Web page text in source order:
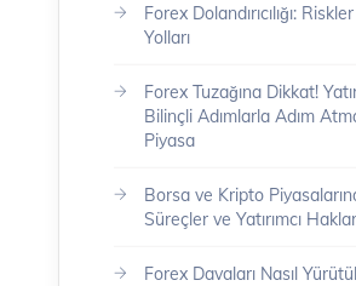
Forex Dolandırıcılığı:
Yolları
Forex Tuzağına Dikkat!
Bilinçli Adımlarla Adım
Piyasa
Borsa ve Kripto
Süreçler ve Yatırımcı
Forex Davaları Nasıl